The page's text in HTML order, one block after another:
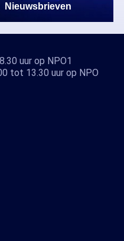
Nieuwsbrieven
uur op NPO1
tot 13.30 uur op NPO